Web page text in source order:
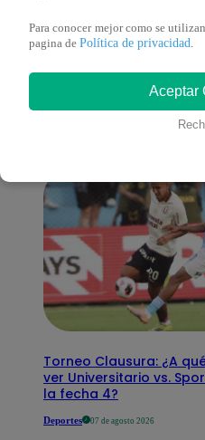
También
interesar
Torneo Clausura: ¿A
ver Universitario vs.
la fecha 4?
Deportes 07 de agosto 2026
Para conocer mejor como se
pagina de Política de privacidad
Aceptar